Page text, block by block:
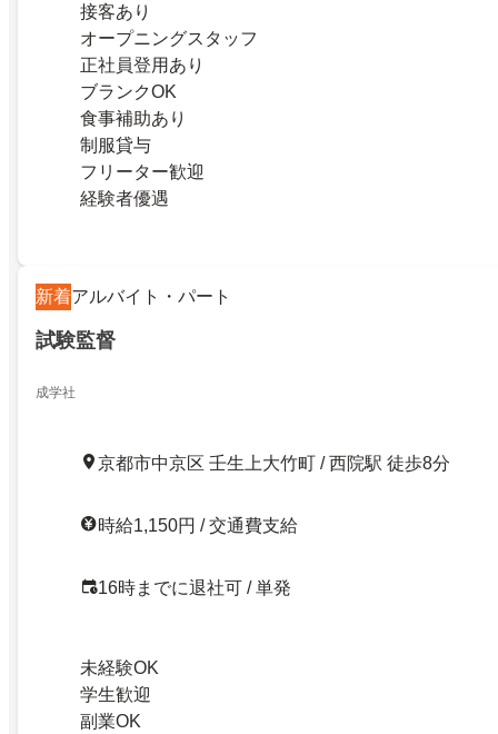
接客あり
オープニングスタッフ
正社員登用あり
ブランクOK
食事補助あり
制服貸与
フリーター歓迎
経験者優遇
新着アルバイト・パート
試験監督
成学社
京都市中京区 壬生上大竹町 / 西院駅 徒歩8分
時給1,150円 / 交通費支給
16時までに退社可 / 単発
未経験OK
学生歓迎
副業OK